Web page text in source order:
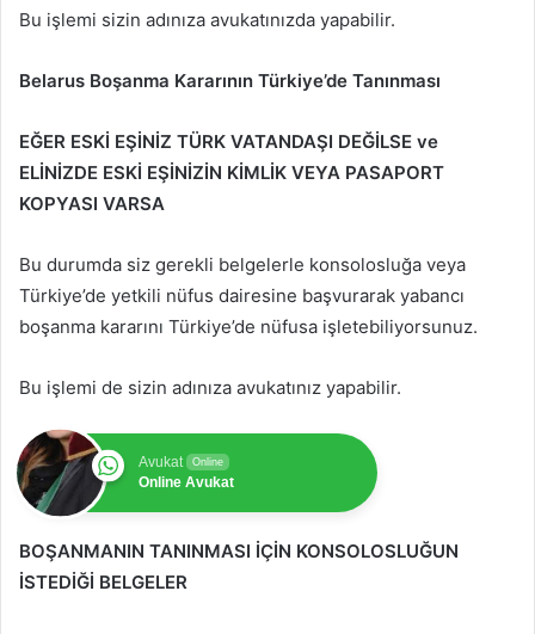
Bu işlemi sizin adınıza avukatınızda yapabilir.
Belarus Boşanma Kararının Türkiye’de Tanınması
EĞER ESKİ EŞİNİZ TÜRK VATANDAŞI DEĞİLSE ve
ELİNİZDE ESKİ EŞİNİZİN KİMLİK VEYA PASAPORT
KOPYASI VARSA
Bu durumda siz gerekli belgelerle konsolosluğa veya
Türkiye’de yetkili nüfus dairesine başvurarak yabancı
boşanma kararını Türkiye’de nüfusa işletebiliyorsunuz.
Bu işlemi de sizin adınıza avukatınız yapabilir.
Avukat Online
Online Avukat
BOŞANMANIN TANINMASI İÇİN KONSOLOSLUĞUN
İSTEDİĞİ BELGELER